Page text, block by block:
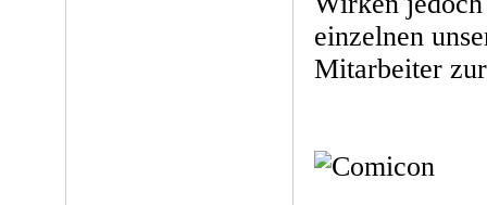
einzelnen
Mitarbeiter